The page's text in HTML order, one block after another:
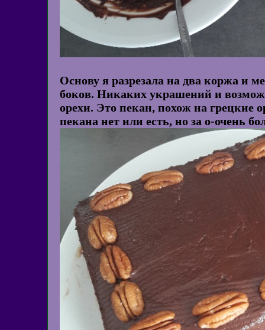
Основу я разрезала на два коржа и
боков. Никаких украшений и
орехи. Это пекан, похож на грецкие
пекана нет или есть, но за о-очень